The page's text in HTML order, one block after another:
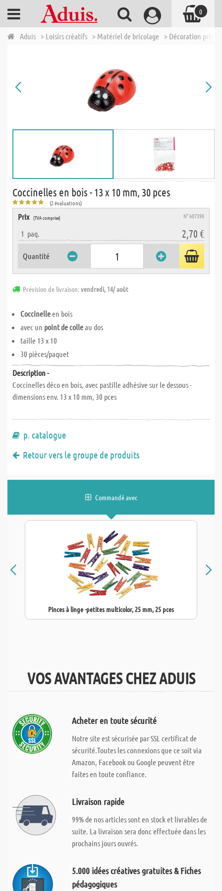
Aduis > Loisirs créatifs > Matériel de bricolage > Décoration
Coccinelles en bois - 13 x 10 mm, 30 pces
(2 évaluations)
Prix (TVA comprise) N° 607390
1 paq. 2,70 €
Quantité
Prévision de livraison:vendredi, 14/ août
Coccinelleen bois
avec un point de colleau dos
taille 13 x 10
30 pièces/paquet
Description -
Coccinelles déco en bois, avec pastille adhésive sur le dessous -
dimensions env. 13 x 10 mm, 30 pces
p. catalogue
Retour vers le groupe de produits
Commandé avec
Pinces à linge -petites multicolor, 25 mm, 25 pces
VOS AVANTAGES CHEZ ADUIS
Acheter en toute sécurité
Notre site est sécurisée par SSL certificat de
sécurité.Toutes les connexions que ce soit via
Amazon, Facebook ou Google peuvent être
faites en toute confiance.
Livraison rapide
99% de nos articles sont en stock et livrables de
suite. La livraison sera donc effectuée dans les
prochains jours ouvrés.
5.000 idées créatives gratuites & Fiches
pédagogiques
0